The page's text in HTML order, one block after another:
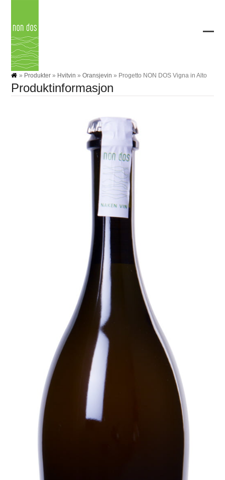
content
» Produkter » Hvitvin »Oransjevin » Progetto NON DOS Vigna in Alto
Produktinformasjon